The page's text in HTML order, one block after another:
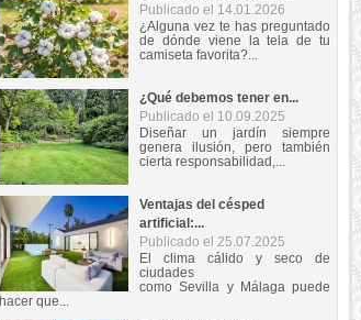
Publicado el 14.01.2026
¿Alguna vez te has preguntado
de dónde viene la tela de tu
camiseta favorita?...
¿Qué debemos tener en...
Publicado el 10.09.2025
Diseñar un jardín siempre
genera ilusión, pero también
cierta responsabilidad,...
Ventajas del césped
artificial:...
Publicado el 25.07.2025
El clima cálido y seco de
ciudades
como Sevilla y Málaga puede
hacer que...